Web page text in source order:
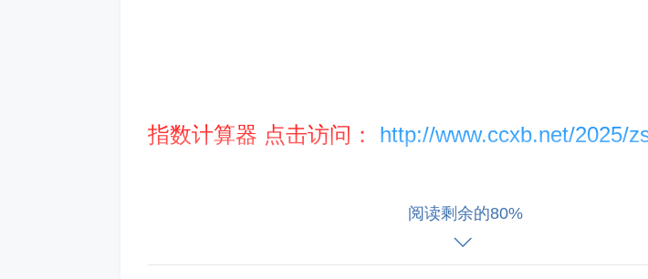
指数计算器 点击访问： http://www.ccxb.net/2025/
必须使用当事人个人账户登
出个人缴费明细（个人缴费信息查询.xlsx）。经办
阅读剩余的80%